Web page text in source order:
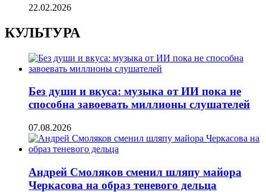
22.02.2026
КУЛЬТУРА
Без души и вкуса: музыка от ИИ пока не
способна завоевать миллионы слушателей
07.08.2026
Андрей Смоляков сменил шляпу майора
Черкасова на образ теневого дельца